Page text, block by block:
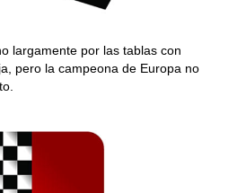
largamente por las tablas con
pero la campeona de Europa no